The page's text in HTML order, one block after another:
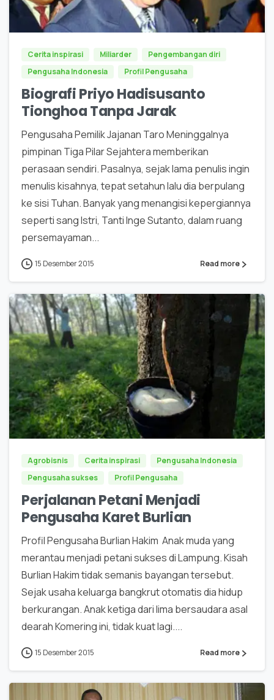
Cerita inspirasi Miliarder
Pengembangan diri
Pengusaha Indonesia
Profil Pengusaha
Biografi Priyo Hadisusanto
Tionghoa Tanpa Jarak
Pengusaha Pemilik Jajanan Taro Meninggalnya
pimpinan Tiga Pilar Sejahtera memberikan
perasaan sendiri. Pasalnya, sejak lama penulis ingin
menulis kisahnya, tepat setahun lalu dia berpulang
ke sisi Tuhan. Banyak yang menangisi kepergiannya
seperti sang Istri, Tanti Inge Sutanto, dalam ruang
persemayaman...
15 Desember 2015 Read more
0
Agrobisnis Cerita inspirasi
Pengusaha Indonesia
Pengusaha sukses
Profil Pengusaha
Perjalanan Petani Menjadi
Pengusaha Karet Burlian
Profil Pengusaha Burlian Hakim Anak muda yang
merantau menjadi petani sukses di Lampung. Kisah
Burlian Hakim tidak semanis bayangan tersebut.
Sejak usaha keluarga bangkrut otomatis dia hidup
berkurangan. Anak ketiga dari lima bersaudara asal
dearah Komering ini, tidak kuat lagi....
15 Desember 2015 Read more